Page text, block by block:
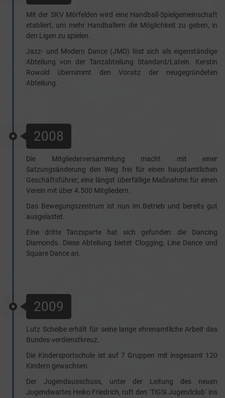
Mit der SKV Mörfelden wird eine Handball-Spielgemeinschaft
etabliert, um mehr Handballern die Möglichkeit zu geben, in
den Ligen zu spielen.
Jazz- und Modern Dance (JMD) löst sich als eigenständige
Abteilung von der Tanzabteilung Standard/Latein. Kerstin
Rowold übernimmt den Vorsitz der neugegründeten
Abteilung.
2008
Die Mitgliederversammlung macht mit einer
Satzungsänderung den Weg frei für einen hauptamtlichen
Geschäftsführer; eine längst überfällige Maßnahme für einen
Verein mit über 4.500 Mitgliedern.
Das Bewegungszentrum ist nun im Betrieb und bereits gut
ausgelastet.
Eine dritte Tanzsparte hat sich gefunden: die Dancing
Diamonds. Diese Abteilung bietet Clogging, Line Dance und
Square Dance an.
2009
Lutz Scheibe erhält für seine lange ehrenamtliche Arbeit das
Bundes-verdienstkreuz.
Die Kindersportschule ist auf 7 Gruppen mit insgesamt 120
Kindern gewachsen.
Der Jugendausschuss, unter der Leitung des neuen
Jugendwartes Heiko Friedrich, ruft den ´TiGSi Jugendclub´ ins